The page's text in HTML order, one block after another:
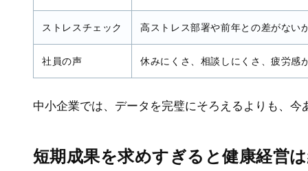
ストレスチェック 高ストレス部署や前年との差がない
社員の声 休みにくさ、相談しにくさ、疲労感
中小企業では、データを完璧にそろえるよりも、
短期成果を求めすぎると健康経営